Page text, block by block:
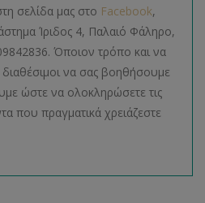
σελίδα μας στο Facebook,
Ίριδος 4, Παλαιό Φάληρο,
Όποιον τρόπο και να
διαθέσιμοι να σας βοηθήσουμε
ώστε να ολοκληρώσετε τις
που πραγματικά χρειάζεστε